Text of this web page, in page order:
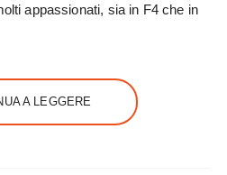
appassionati, sia in F4 che in
A LEGGERE